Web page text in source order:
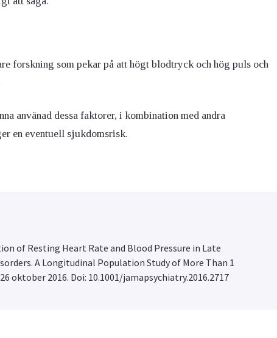
forskning som pekar på att högt blodtryck och hög puls och
använad dessa faktorer, i kombination med andra
en eventuell sjukdomsrisk.
of Resting Heart Rate and Blood Pressure in Late
A Longitudinal Population Study of More Than 1
oktober 2016. Doi: 10.1001/jamapsychiatry.2016.2717